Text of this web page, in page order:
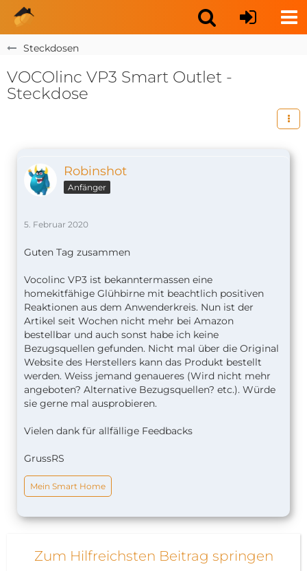
Steckdosen
VOCOlinc VP3 Smart Outlet -
Steckdose
Robinshot
Anfänger
5. Februar 2020
Guten Tag zusammen
Vocolinc VP3 ist bekanntermassen eine
homekitfähige Glühbirne mit beachtlich positiven
Reaktionen aus dem Anwenderkreis. Nun ist der
Artikel seit Wochen nicht mehr bei Amazon
bestellbar und auch sonst habe ich keine
Bezugsquellen gefunden. Nicht mal über die Original
Website des Herstellers kann das Produkt bestellt
werden. Weiss jemand genaueres (Wird nicht mehr
angeboten? Alternative Bezugsquellen? etc.). Würde
sie gerne mal ausprobieren.
Vielen dank für allfällige Feedbacks
GrussRS
Mein Smart Home
Zum Hilfreichsten Beitrag springen